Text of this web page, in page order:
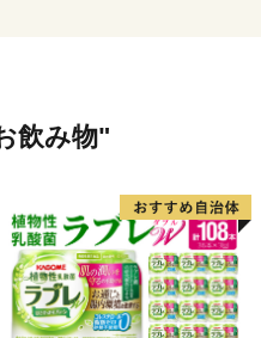
めて参りますので、どう
飲み物"